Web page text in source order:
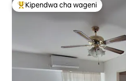
Kipendwa maarufu cha wageni
Kipendwa cha wageni